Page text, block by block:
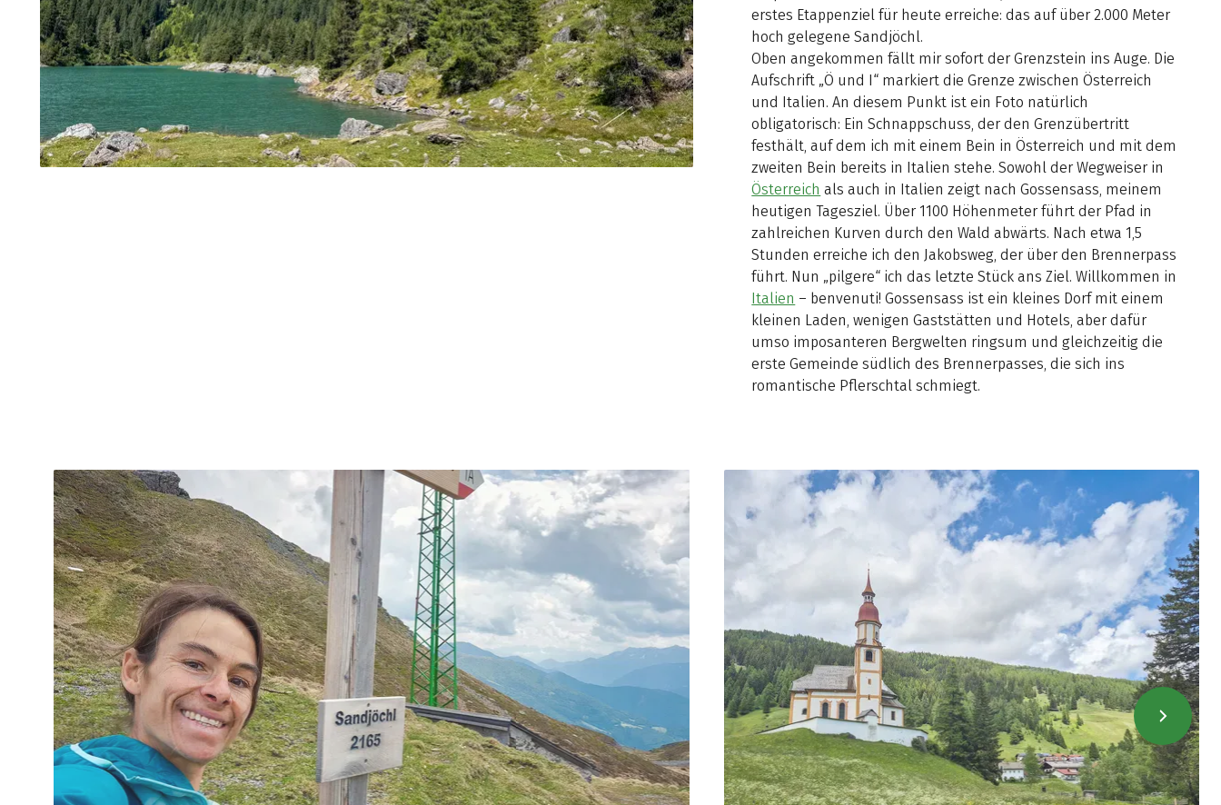
erstes Etappenziel für heute erreiche: das auf über 2.000 Meter
hoch gelegene Sandjöchl.
Oben angekommen fällt mir sofort der Grenzstein ins Auge. Die
Aufschrift „Ö und I“ markiert die Grenze zwischen Österreich
und Italien. An diesem Punkt ist ein Foto natürlich
obligatorisch: Ein Schnappschuss, der den Grenzübertritt
festhält, auf dem ich mit einem Bein in Österreich und mit dem
zweiten Bein bereits in Italien stehe. Sowohl der Wegweiser in
Österreich als auch in Italien zeigt nach Gossensass, meinem
heutigen Tagesziel. Über 1100 Höhenmeter führt der Pfad in
zahlreichen Kurven durch den Wald abwärts. Nach etwa 1,5
Stunden erreiche ich den Jakobsweg, der über den Brennerpass
führt. Nun „pilgere“ ich das letzte Stück ans Ziel. Willkommen in
Italien – benvenuti! Gossensass ist ein kleines Dorf mit einem
kleinen Laden, wenigen Gaststätten und Hotels, aber dafür
umso imposanteren Bergwelten ringsum und gleichzeitig die
erste Gemeinde südlich des Brennerpasses, die sich ins
romantische Pflerschtal schmiegt.